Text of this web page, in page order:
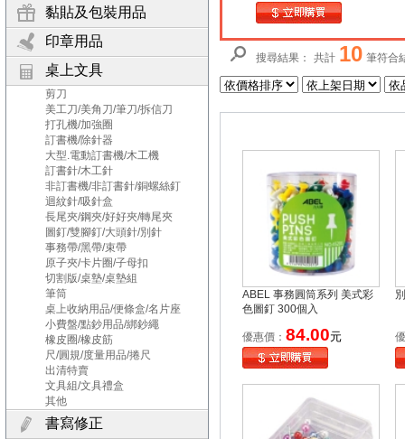
黏貼及包裝用品
印章用品
桌上文具
剪刀
美工刀/美角刀/筆刀/拆信刀
打孔機/加強圈
訂書機/除針器
大型.電動訂書機/木工機
訂書針/木工針
非訂書機/非訂書針/銅螺絲釘
迴紋針/吸針盒
長尾夾/鋼夾/好好夾/轉尾夾
圖釘/雙腳釘/大頭針/別針
事務帶/黑帶/束帶
原子夾/卡片圈/子母扣
切割版/桌墊/桌墊組
筆筒
桌上收納用品/便條盒/名片座
小費盤/點鈔用品/綁鈔繩
橡皮圈/橡皮筋
尺/圓規/度量用品/捲尺
出清特賣
文具組/文具禮盒
其他
書寫修正
搜尋結果： 共計 10 筆符合
ABEL 事務圓筒系列 美式彩
色圖釘 300個入
優惠價： 84.00元